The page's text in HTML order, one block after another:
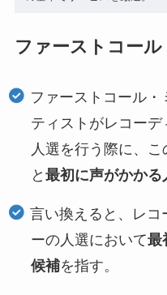
ファーストコー
ファーストコール
ティストがレコー
人選を行う際に、
と 最初に声がかかる
言い換えると、レ
ーの人選において最
候補を指す。